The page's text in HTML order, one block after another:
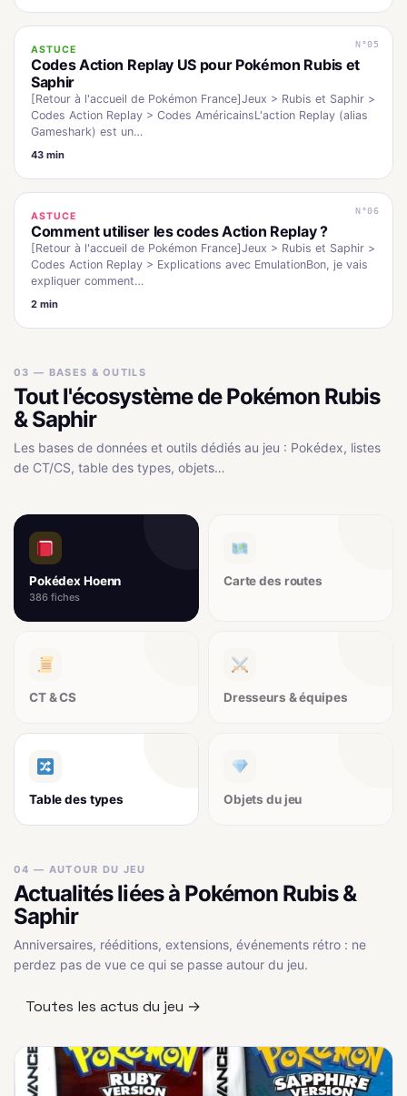
N°05
ASTUCE
Codes Action Replay US pour Pokémon Rubis et
Saphir
[Retour à l'accueil de Pokémon France]Jeux > Rubis et Saphir >
Codes Action Replay > Codes AméricainsL'action Replay (alias
Gameshark) est un…
43 min
N°06
ASTUCE
Comment utiliser les codes Action Replay ?
[Retour à l'accueil de Pokémon France]Jeux > Rubis et Saphir >
Codes Action Replay > Explications avec EmulationBon, je vais
expliquer comment…
2 min
03 — BASES & OUTILS
Tout l'écosystème de Pokémon Rubis
& Saphir
Les bases de données et outils dédiés au jeu : Pokédex, listes
de CT/CS, table des types, objets…
Pokédex Hoenn
386 fiches
Carte des routes
CT & CS Dresseurs & équipes
Table des types Objets du jeu
04 — AUTOUR DU JEU
Actualités liées à Pokémon Rubis &
Saphir
Anniversaires, rééditions, extensions, événements rétro : ne
perdez pas de vue ce qui se passe autour du jeu.
Toutes les actus du jeu →